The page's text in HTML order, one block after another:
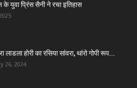
के युवा प्रिंस सैनी ने रचा इतिहास
लाडला होरी का रसिया सांवरा, थांरो गोपी रूप...
26, 2024